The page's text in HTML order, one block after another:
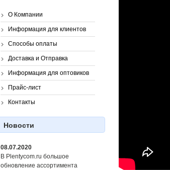
О Компании
Информация для клиентов
Способы оплаты
Доставка и Отправка
Информация для оптовиков
Прайс-лист
Контакты
Новости
08.07.2020
В Plentycom.ru большое
обновление ассортимента